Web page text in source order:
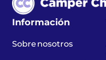
Información
Sobre nosotros